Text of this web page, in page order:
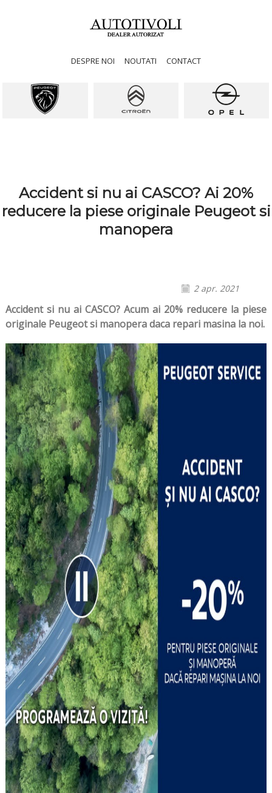
DESPRE NOI NOUTATI CONTACT
Accident si nu ai CASCO? Ai 20%
reducere la piese originale Peugeot si
manopera
2 apr. 2021
Accident si nu ai CASCO? Acum ai 20% reducere la piese
originale Peugeot si manopera daca repari masina la noi.